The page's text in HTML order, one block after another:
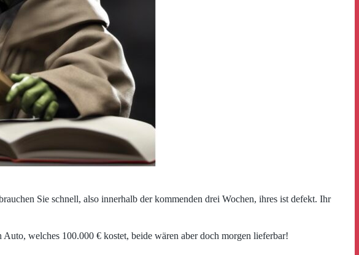
Sie schnell, also innerhalb der kommenden drei Wochen, ihres ist defekt. Ihr
welches 100.000 € kostet, beide wären aber doch morgen lieferbar!